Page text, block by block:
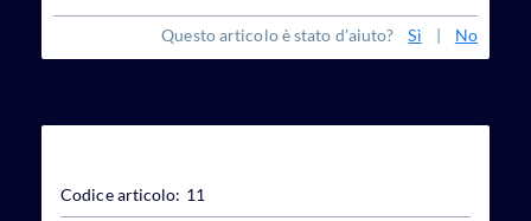
Questo articolo è stato d'aiuto? Sì | No
Codice articolo: 11